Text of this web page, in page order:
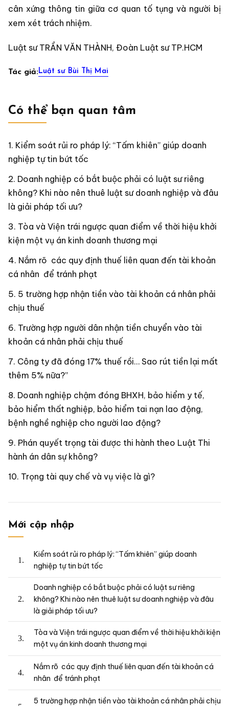
cân xứng thông tin giữa cơ quan tố tụng và người bị
xem xét trách nhiệm.
Luật sư TRẦN VĂN THÀNH, Đoàn Luật sư TP.HCM
Tác giả:Luật sư Bùi Thị Mai
Có thể bạn quan tâm
Kiểm soát rủi ro pháp lý: “Tấm khiên” giúp doanh
nghiệp tự tin bứt tốc
Doanh nghiệp có bắt buộc phải có luật sư riêng
không? Khi nào nên thuê luật sư doanh nghiệp và đâu
là giải pháp tối ưu?
Tòa và Viện trái ngược quan điểm về thời hiệu khởi
kiện một vụ án kinh doanh thương mại
Nắm rõ các quy định thuế liên quan đến tài khoản
cá nhân để tránh phạt
5 trường hợp nhận tiền vào tài khoản cá nhân phải
chịu thuế
Trường hợp người dân nhận tiền chuyển vào tài
khoản cá nhân phải chịu thuế
Công ty đã đóng 17% thuế rồi… Sao rút tiền lại mất
thêm 5% nữa?”
Doanh nghiệp chậm đóng BHXH, bảo hiểm y tế,
bảo hiểm thất nghiệp, bảo hiểm tai nạn lao động,
bệnh nghề nghiệp cho người lao động?
Phán quyết trọng tài được thi hành theo Luật Thi
hành án dân sự không?
Trọng tài quy chế và vụ việc là gì?
Mới cập nhập
Kiểm soát rủi ro pháp lý: “Tấm khiên” giúp doanh
nghiệp tự tin bứt tốc
Doanh nghiệp có bắt buộc phải có luật sư riêng
không? Khi nào nên thuê luật sư doanh nghiệp và đâu
là giải pháp tối ưu?
Tòa và Viện trái ngược quan điểm về thời hiệu khởi kiện
một vụ án kinh doanh thương mại
Nắm rõ các quy định thuế liên quan đến tài khoản cá
nhân để tránh phạt
5 trường hợp nhận tiền vào tài khoản cá nhân phải chịu